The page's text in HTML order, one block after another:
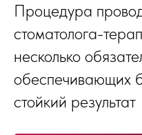
Процедура
стоматолога-
несколько
обеспечивающих
стойкий результат